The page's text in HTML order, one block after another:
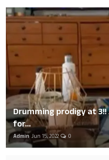
Drumming prodigy at
for...
Admin Jun 15, 2022 0